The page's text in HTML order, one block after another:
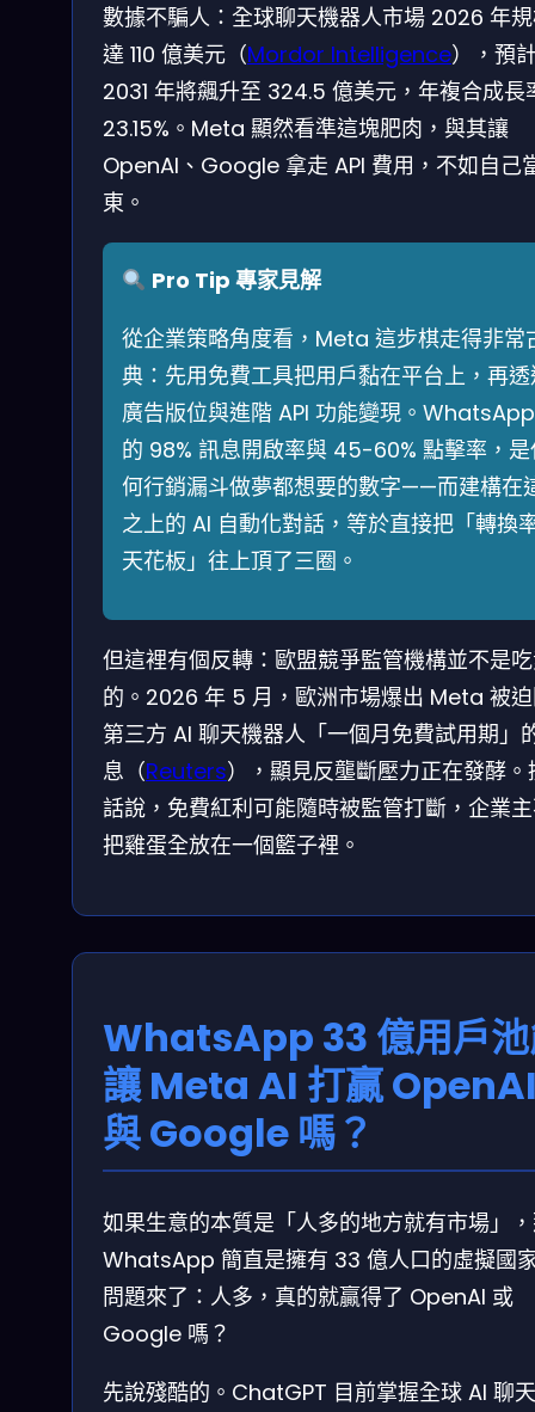
數據不騙人：全球聊天機器人市場 2026 年
達 110 億美元（Mordor Intelligence），預
2031 年將飆升至 324.5 億美元，年複合成長
23.15%。Meta 顯然看準這塊肥肉，與其讓
OpenAI、Google 拿走 API 費用，不如自己
東。
Pro Tip 專家見解
從企業策略角度看，Meta 這步棋走得非常
典：先用免費工具把用戶黏在平台上，再
廣告版位與進階 API 功能變現。WhatsApp
的 98% 訊息開啟率與 45-60% 點擊率，
何行銷漏斗做夢都想要的數字——而建構在
之上的 AI 自動化對話，等於直接把「轉換
天花板」往上頂了三圈。
但這裡有個反轉：歐盟競爭監管機構並不是
的。2026 年 5 月，歐洲市場爆出 Meta 被
第三方 AI 聊天機器人「一個月免費試用期」
息（Reuters），顯見反壟斷壓力正在發酵。
話說，免費紅利可能隨時被監管打斷，企業
把雞蛋全放在一個籃子裡。
WhatsApp 33 億用戶
讓 Meta AI 打贏
與 Google 嗎？
如果生意的本質是「人多的地方就有市場」
WhatsApp 簡直是擁有 33 億人口的虛擬國
問題來了：人多，真的就贏得了 OpenAI 或
Google 嗎？
先說殘酷的。ChatGPT 目前掌握全球 AI 聊